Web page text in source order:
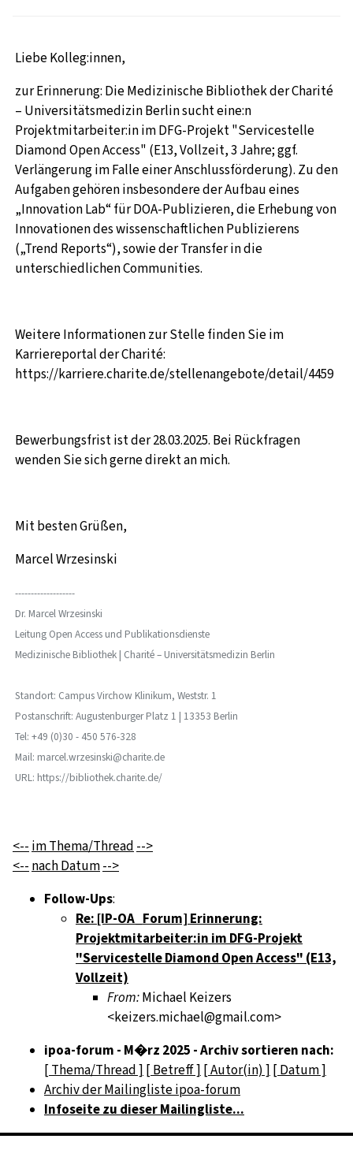
Liebe Kolleg:innen,
zur Erinnerung: Die Medizinische Bibliothek der Charité
– Universitätsmedizin Berlin sucht eine:n
Projektmitarbeiter:in im DFG-Projekt "Servicestelle
Diamond Open Access" (E13, Vollzeit, 3 Jahre; ggf.
Verlängerung im Falle einer Anschlussförderung). Zu den
Aufgaben gehören insbesondere der Aufbau eines
„Innovation Lab“ für DOA-Publizieren, die Erhebung von
Innovationen des wissenschaftlichen Publizierens
(„Trend Reports“), sowie der Transfer in die
unterschiedlichen Communities.
Weitere Informationen zur Stelle finden Sie im
Karriereportal der Charité:
https://karriere.charite.de/stellenangebote/detail/4459
Bewerbungsfrist ist der 28.03.2025. Bei Rückfragen
wenden Sie sich gerne direkt an mich.
Mit besten Grüßen,
Marcel Wrzesinski
-------------------
Dr. Marcel Wrzesinski
Leitung Open Access und Publikationsdienste
Medizinische Bibliothek | Charité – Universitätsmedizin Berlin
Standort: Campus Virchow Klinikum, Weststr. 1
Postanschrift: Augustenburger Platz 1 | 13353 Berlin
Tel: +49 (0)30 - 450 576-328
Mail: marcel.wrzesinski@charite.de
URL: https://bibliothek.charite.de/
<-- im Thema/Thread -->
<-- nach Datum-->
Follow-Ups:
Re: [IP-OA_Forum] Erinnerung:
Projektmitarbeiter:in im DFG-Projekt
"Servicestelle Diamond Open Access" (E13,
Vollzeit)
From:Michael Keizers
<keizers.michael@gmail.com>
ipoa-forum - M�rz 2025 - Archiv sortieren nach:
[ Thema/Thread ] [ Betreff ] [ Autor(in) ] [ Datum ]
Archiv der Mailingliste ipoa-forum
Infoseite zu dieser Mailingliste...